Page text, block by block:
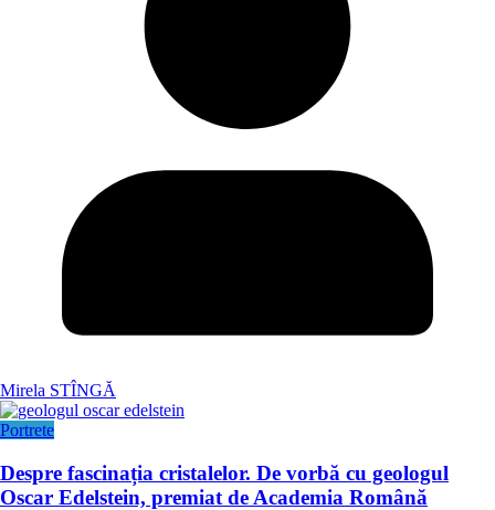
Mirela STÎNGĂ
Portrete
Despre fascinația cristalelor. De vorbă cu geologul
Oscar Edelstein, premiat de Academia Română